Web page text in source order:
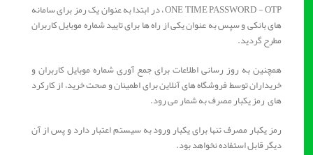
ONE TIME PASSWORD - OTP ، در ابتدا به عنوان یک رمز برای سامانه
های بانکی و سپس به عنوان یکی از راه ها برای تایید شماره موبایل کاربران
مطرح گردید.
همچنین به روز رسانی اطلاعات برای جمع آوری شماره موبایل کاربران و
خریداران توسط فروشگاه های آنلاین برای اطمینان و صحت خرید، از کارکرد
های رمز یکبار مصرف به شمار می رود.
رمز یکبار مصرف تنها برای یکبار ورود به سیستم اعتبار دارد و پس از آن
دیگر قابل استفاده نخواهد بود.